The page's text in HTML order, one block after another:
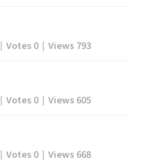
| Votes 0 | Views 793
| Votes 0 | Views 605
| Votes 0 | Views 668